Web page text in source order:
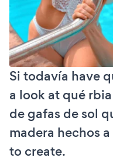
Si todavía have
a look at qué
de gafas de sol
madera hechos
to create.